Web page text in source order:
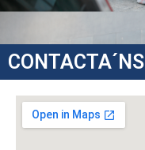
CONTACTA´NS